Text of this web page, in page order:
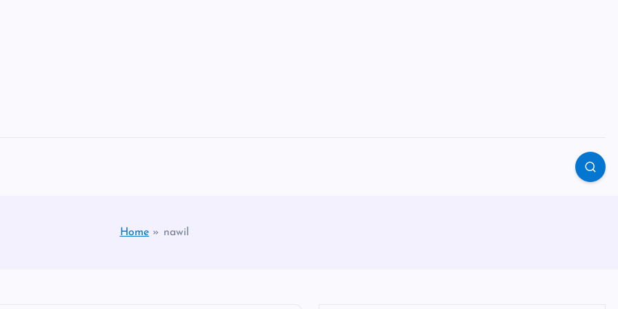
Home » nawil